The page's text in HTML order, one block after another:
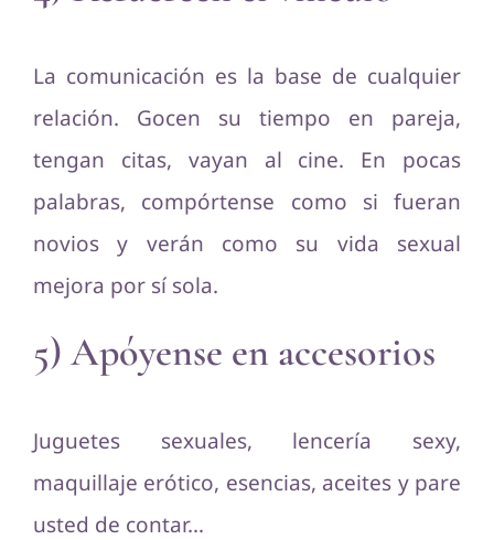
La comunicación es la base de cualquier
relación. Gocen su tiempo en pareja,
tengan citas, vayan al cine. En pocas
palabras, compórtense como si fueran
novios y verán como su vida sexual
mejora por sí sola.
5) Apóyense en accesorios
Juguetes sexuales, lencería sexy,
maquillaje erótico, esencias, aceites y pare
usted de contar…